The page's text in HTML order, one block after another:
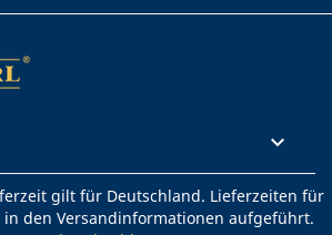

gilt für Deutschland. Lieferzeiten für
den Versandinformationen aufgeführt.